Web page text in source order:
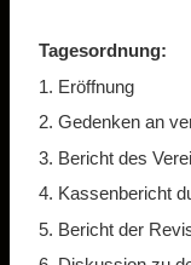
Tagesordnung:
1. Eröffnung
2. Gedenken an
3. Bericht des
4. Kassenbericht
5. Bericht der